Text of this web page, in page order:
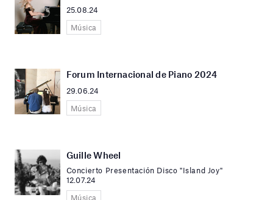
25.08.24
Música
Forum Internacional de Piano 2024
29.06.24
Música
Guille Wheel
Concierto Presentación Disco "Island Joy"
12.07.24
Música